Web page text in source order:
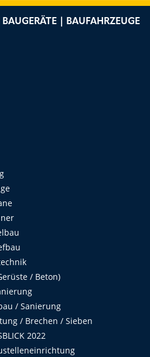
| BAUFAHRZEUGE
/ Beton)
/ Sanierung
/ Brechen / Sieben
2022